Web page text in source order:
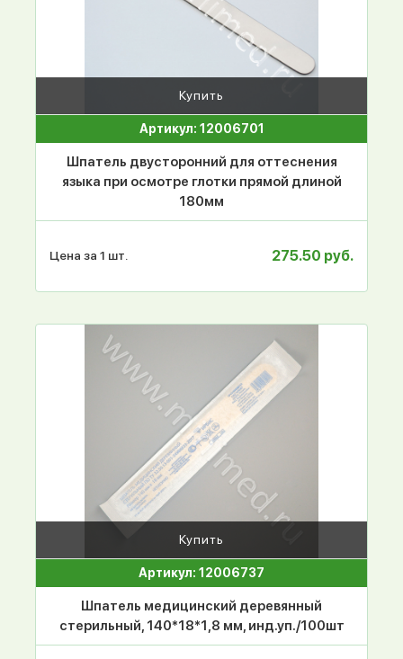
Купить
Артикул: 12006701
Шпатель двусторонний для оттеснения
языка при осмотре глотки прямой длиной
180мм
Цена за 1 шт. 275.50 руб.
Купить
Артикул: 12006737
Шпатель медицинский деревянный
стерильный, 140*18*1,8 мм, инд.уп./100шт